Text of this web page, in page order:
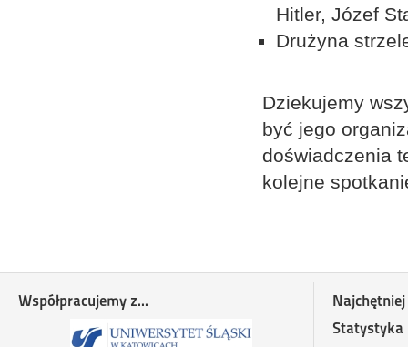
Hitler, Józef
Drużyna
Dziekujemy
być jego
doświadczenia
kolejne
Współpracujemy z...
Statystyka